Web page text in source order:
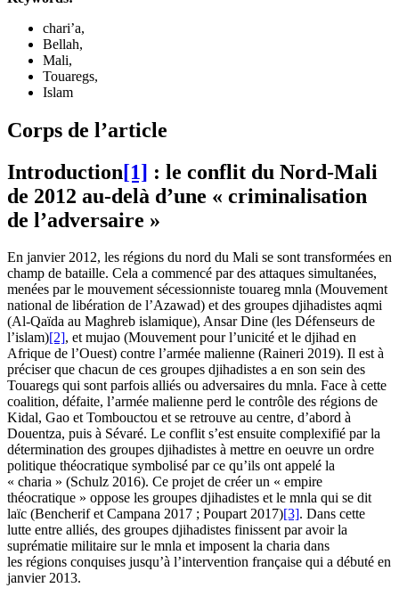
chari’a,
Bellah,
Mali,
Touaregs,
Islam
Corps de l’article
Introduction[1] : le conflit du Nord-Mali
de 2012 au-delà d’une « criminalisation
de l’adversaire »
En janvier 2012, les régions du nord du Mali se sont transformées en
champ de bataille. Cela a commencé par des attaques simultanées,
menées par le mouvement sécessionniste touareg mnla (Mouvement
national de libération de l’Azawad) et des groupes djihadistes aqmi
(Al-Qaïda au Maghreb islamique), Ansar Dine (les Défenseurs de
l’islam)[2], etmujao (Mouvement pour l’unicité et le djihad en
Afrique de l’Ouest) contre l’armée malienne (Raineri 2019). Il est à
préciser que chacun de ces groupes djihadistes a en son sein des
Touaregs qui sont parfois alliés ou adversaires du mnla. Face à cette
coalition, défaite, l’armée malienne perd le contrôle des régions de
Kidal, Gao et Tombouctou et se retrouve au centre, d’abord à
Douentza, puis à Sévaré. Le conflit s’est ensuite complexifié par la
détermination des groupes djihadistes à mettre en oeuvre un ordre
politique théocratique symbolisé par ce qu’ils ont appelé la
« charia » (Schulz 2016). Ce projet de créer un « empire
théocratique » oppose les groupes djihadistes et le mnla qui se dit
laïc (Bencherif et Campana 2017 ; Poupart 2017)[3]. Dans cette
lutte entre alliés, des groupes djihadistes finissent par avoir la
suprématie militaire sur le mnla et imposent la charia dans
les régions conquises jusqu’à l’intervention française qui a débuté en
janvier 2013.